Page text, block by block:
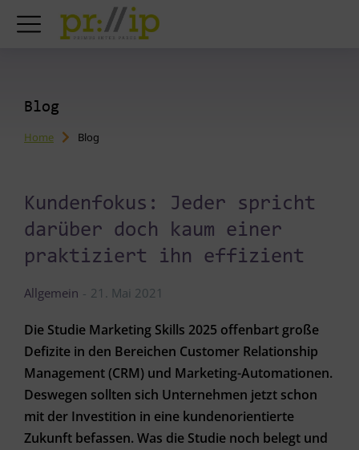
Blog
You are here:
Home Blog
Kundenfokus: Jeder spricht
darüber doch kaum einer
praktiziert ihn effizient
Allgemein 21. Mai 2021
Die Studie Marketing Skills 2025 offenbart große
Defizite in den Bereichen Customer Relationship
Management (CRM) und Marketing-Automationen.
Deswegen sollten sich Unternehmen jetzt schon
mit der Investition in eine kundenorientierte
Zukunft befassen. Was die Studie noch belegt und